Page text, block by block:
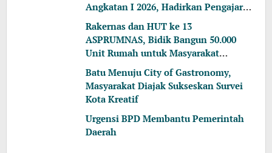
Angkatan I 2026, Hadirkan Pengajar
dari MA, Kejaksaan hingga KPK
Rakernas dan HUT ke 13
ASPRUMNAS, Bidik Bangun 50.000
Unit Rumah untuk Masyarakat
Berpenghasilan Rendah
Batu Menuju City of Gastronomy,
Masyarakat Diajak Sukseskan Survei
Kota Kreatif
Urgensi BPD Membantu Pemerintah
Daerah